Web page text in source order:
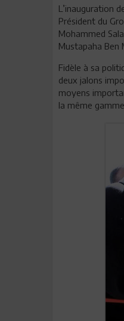
L’inauguration
Président du
Mohammed
Mustapaha Ben
Fidèle à sa
deux jalons
moyens
la même